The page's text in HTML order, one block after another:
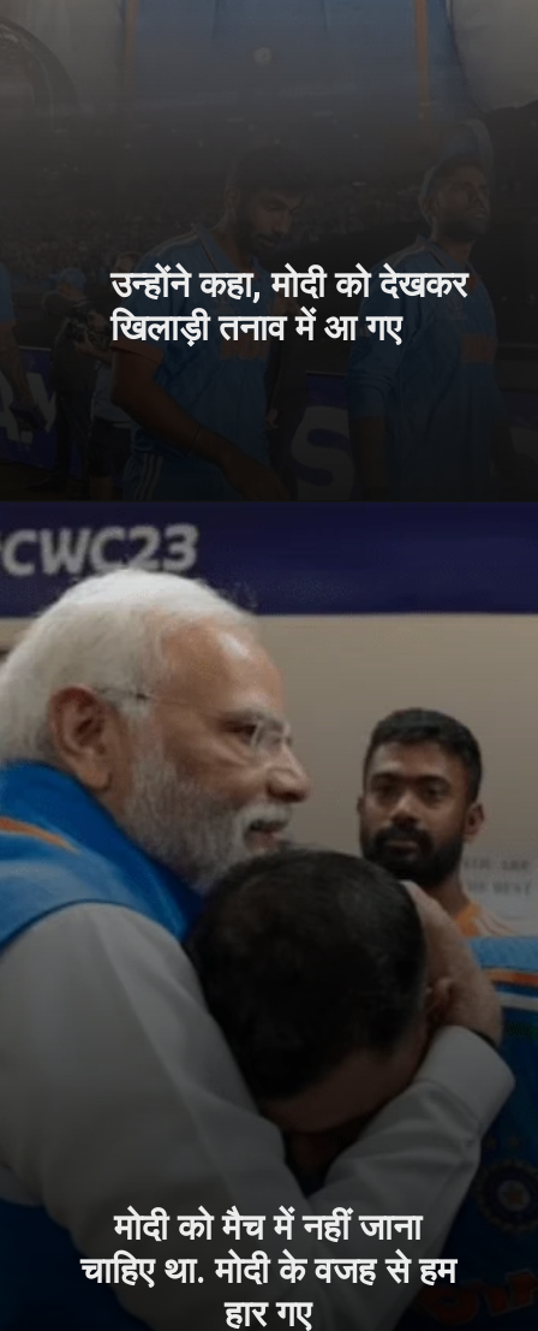
उन्होंने कहा, मोदी को देखकर
खिलाड़ी तनाव में आ गए
मोदी को मैच में नहीं जाना
चाहिए था. मोदी के वजह से हम
हार गए